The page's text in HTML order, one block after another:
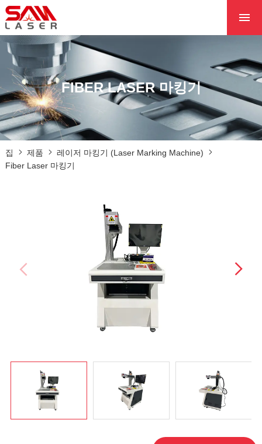
프로젝트
뉴스
우리에게 연락
FIBER LASER 마킹기
집 제품
레이저 마킹기 (Laser Marking Machine)
Fiber Laser 마킹기